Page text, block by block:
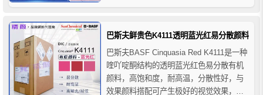
色、褐红色或枣红色调的调色，适合水性
漆、汽车漆和修补漆，也适用于无卤素
巴斯夫鲜贵色K4111透明蓝光红易分散颜料
巴斯夫BASF Cinquasia Red K4111是一种
喹吖啶酮结构的透明蓝光红色易分散有机
颜料，高饱和度，耐高温，分散性好，与
效果颜料搭配可产生极好的视觉效果，巴